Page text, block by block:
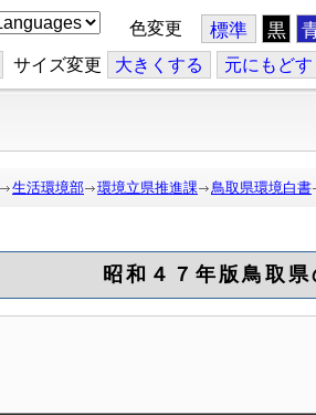
色変更 標準 黒
サイズ変更 大きくする 元にもどす
生活環境部 環境立県推進課 鳥取県環境白書
昭和４７年版鳥取